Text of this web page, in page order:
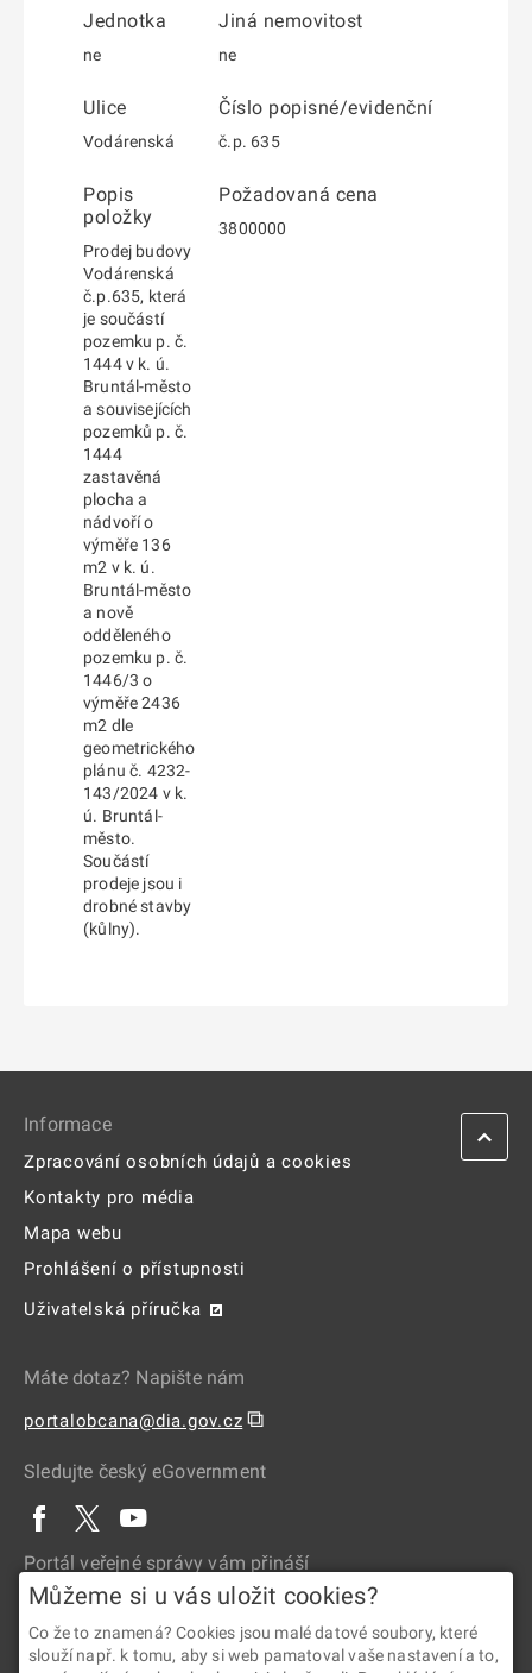
Jednotka
ne
Jiná nemovitost
ne
Ulice
Vodárenská
Číslo popisné/evidenční
č.p. 635
Popis
položky
Prodej budovy
Vodárenská
č.p.635, která
je součástí
pozemku p. č.
1444 v k. ú.
Bruntál-město
a souvisejících
pozemků p. č.
1444
zastavěná
plocha a
nádvoří o
výměře 136
m2 v k. ú.
Bruntál-město
a nově
odděleného
pozemku p. č.
1446/3 o
výměře 2436
m2 dle
geometrického
plánu č. 4232-
143/2024 v k.
ú. Bruntál-
město.
Součástí
prodeje jsou i
drobné stavby
(kůlny).
Požadovaná cena
3800000
Informace
Zpracování osobních údajů a cookies
Kontakty pro média
Mapa webu
Prohlášení o přístupnosti
Uživatelská příručka
Máte dotaz? Napište nám
portalobcana@dia.gov.cz ⧉
Sledujte český eGovernment
Portál veřejné správy vám přináší
Můžeme si u vás uložit cookies?
Co že to znamená? Cookies jsou malé datové soubory, které
slouží např. k tomu, aby si web pamatoval vaše nastavení a to,